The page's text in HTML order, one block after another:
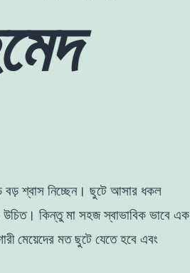
বড় শ্বাস নিচ্ছেন। ছুটে আসার ধকল
উচিত। কিন্তুমা সহজ স্বাভাবিক ভাবে এক
মেয়েদের মতছুটে যেতেহবে এবং